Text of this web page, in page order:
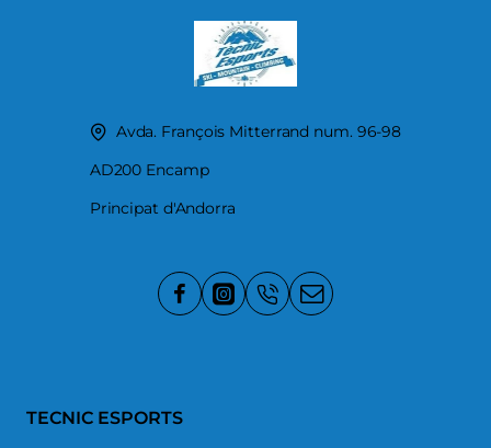
Avda. François Mitterrand num. 96-98
AD200 Encamp
Principat d'Andorra
TECNIC ESPORTS